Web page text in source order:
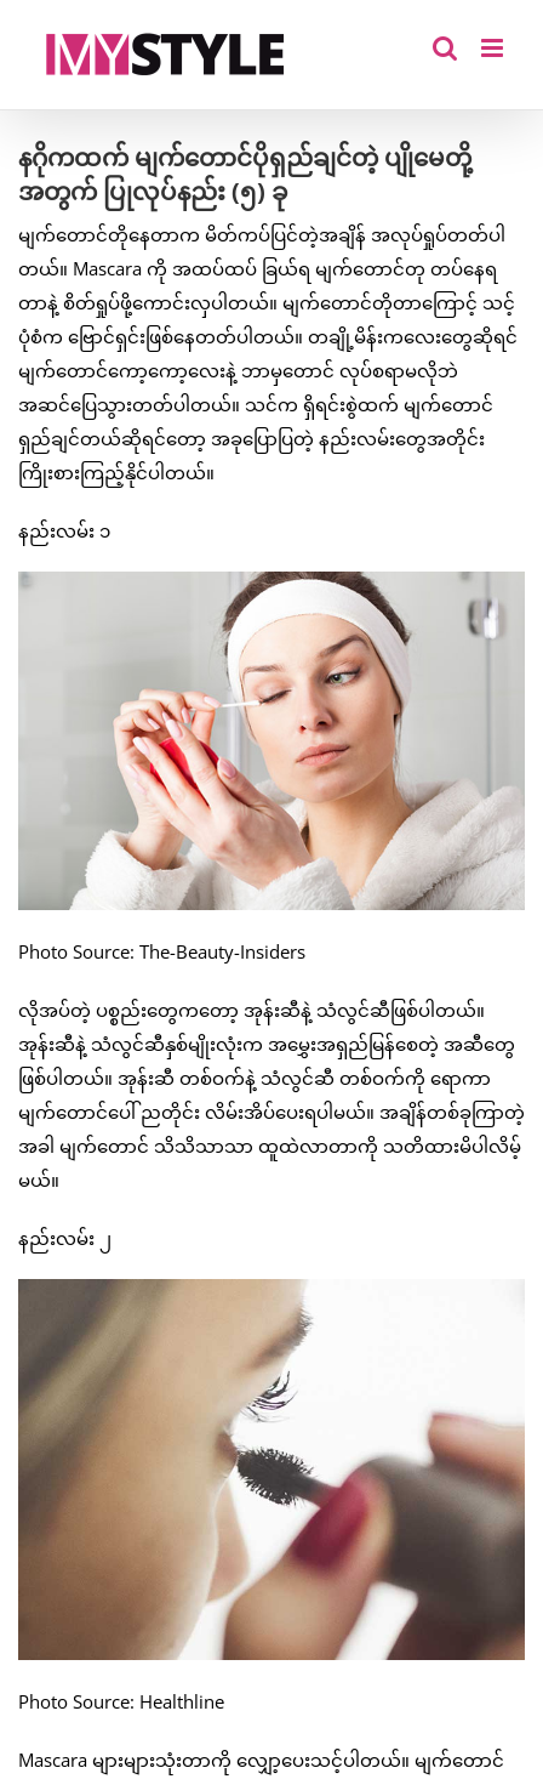
နဂိုကထက် မျက်တောင်ပိုရှည်ချင်တဲ့ ပျိုမေတို့
အတွက် ပြုလုပ်နည်း (၅) ခု
မျက်တောင်တိုနေတာက မိတ်ကပ်ပြင်တဲ့အချိန် အလုပ်ရှုပ်တတ်ပါ
တယ်။ Mascara ကို အထပ်ထပ် ခြယ်ရ မျက်တောင်တု တပ်နေရ
တာနဲ့ စိတ်ရှုပ်ဖို့ကောင်းလှပါတယ်။ မျက်တောင်တိုတာကြောင့် သင့်
ပုံစံက ဗြောင်ရှင်းဖြစ်နေတတ်ပါတယ်။ တချို့မိန်းကလေးတွေဆိုရင်
မျက်တောင်ကော့ကော့လေးနဲ့ ဘာမှတောင် လုပ်စရာမလိုဘဲ
အဆင်ပြေသွားတတ်ပါတယ်။ သင်က ရှိရင်းစွဲထက် မျက်တောင်
ရှည်ချင်တယ်ဆိုရင်တော့ အခုပြောပြတဲ့ နည်းလမ်းတွေအတိုင်း
ကြိုးစားကြည့်နိုင်ပါတယ်။
နည်းလမ်း ၁
Photo Source: The-Beauty-Insiders
လိုအပ်တဲ့ ပစ္စည်းတွေကတော့ အုန်းဆီနဲ့ သံလွင်ဆီဖြစ်ပါတယ်။
အုန်းဆီနဲ့ သံလွင်ဆီနှစ်မျိုးလုံးက အမွှေးအရှည်မြန်စေတဲ့ အဆီတွေ
ဖြစ်ပါတယ်။ အုန်းဆီ တစ်ဝက်နဲ့ သံလွင်ဆီ တစ်ဝက်ကို ရောကာ
မျက်တောင်ပေါ် ညတိုင်း လိမ်းအိပ်ပေးရပါမယ်။ အချိန်တစ်ခုကြာတဲ့
အခါ မျက်တောင် သိသိသာသာ ထူထဲလာတာကို သတိထားမိပါလိမ့်
မယ်။
နည်းလမ်း ၂
Photo Source: Healthline
Mascara များများသုံးတာကို လျှော့ပေးသင့်ပါတယ်။ မျက်တောင်